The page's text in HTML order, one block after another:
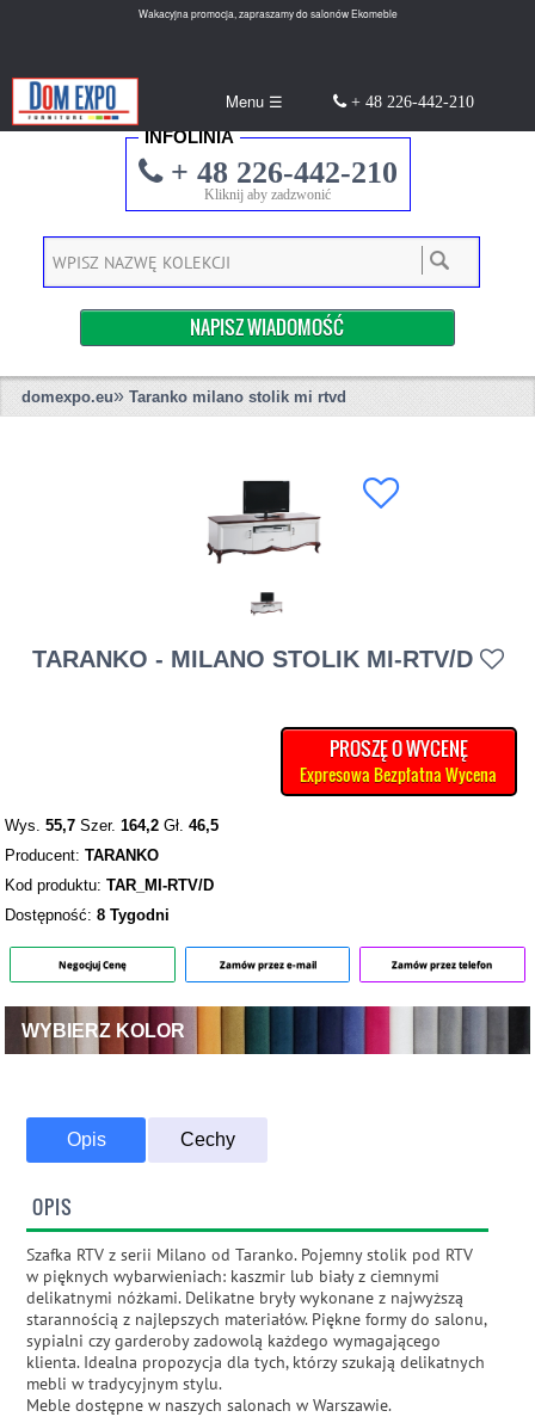
Wakacyjna promocja, zapraszamy do salonów Ekomeble
Menu ☰ + 48 226-442-210
INFOLINIA
+ 48 226-442-210
Kliknij aby zadzwonić
NAPISZ WIADOMOŚĆ
domexpo.eu» Taranko milano stolik mi rtvd
TARANKO - MILANO STOLIK MI-RTV/D
PROSZĘ O WYCENĘ
Expresowa Bezpłatna Wycena
Wys.55,7 Szer.164,2 Gł.46,5
Producent:TARANKO
Kod produktu:TAR_MI-RTV/D
Dostępność:8 Tygodni
Negocjuj Cenę Zamów przez e-mail Zamów przez telefon
WYBIERZ KOLOR
Opis Cechy
OPIS
Szafka RTV z serii Milano od Taranko. Pojemny stolik pod RTV
w pięknych wybarwieniach: kaszmir lub biały z ciemnymi
delikatnymi nóżkami. Delikatne bryły wykonane z najwyższą
starannością z najlepszych materiałów. Piękne formy do salonu,
sypialni czy garderoby zadowolą każdego wymagającego
klienta. Idealna propozycja dla tych, którzy szukają delikatnych
mebli w tradycyjnym stylu.
Meble dostępne w naszych salonach w Warszawie.